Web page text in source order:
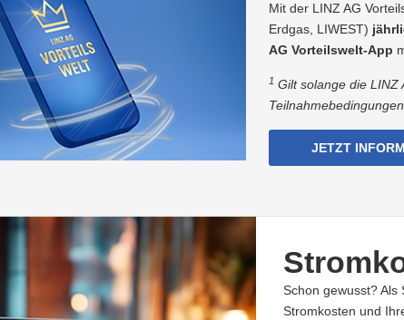
Mit der LINZ AG
Erdgas, LIWEST)
AG Vorteilswelt-App
1 Gilt solange die LINZ
JETZT
Schon gewusst? Als
Stromkosten und